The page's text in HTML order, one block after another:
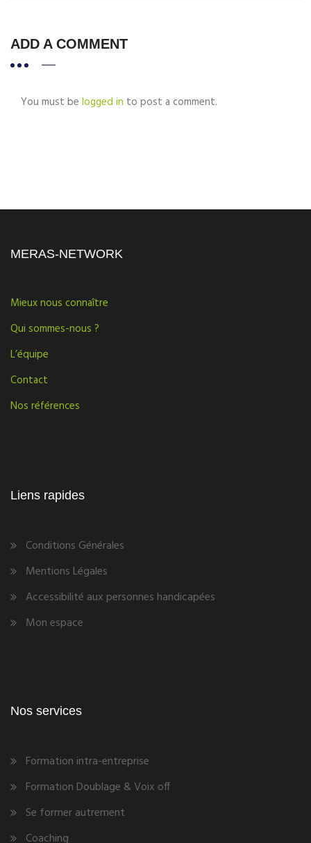
ADD A COMMENT
You must be logged in to post a comment.
MERAS-NETWORK
Mieux nous connaître
Qui sommes-nous ?
L’équipe
Contact
Nos références
Liens rapides
Conditions Générales
Mentions Légales
Accessibilité aux personnes handicapées
Mon espace
Nos services
Formation intra-entreprise
Formation Doublage & Voix off
Se former autrement
Coaching